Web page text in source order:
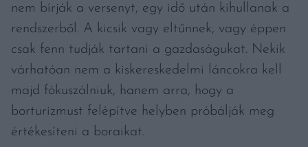
nem bírják a versenyt, egy idő után kihullanak a
rendszerből. A kicsik vagy eltűnnek, vagy éppen
csak fenn tudják tartani a gazdaságukat. Nekik
várhatóan nem a kiskereskedelmi láncokra kell
majd fókuszálniuk, hanem arra, hogy a
borturizmust felépítve helyben próbálják meg
értékesíteni a boraikat.